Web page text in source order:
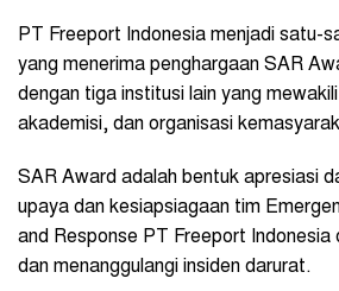
PT Freeport Indonesia menjadi satu-
yang menerima penghargaan SAR
dengan tiga institusi lain yang
akademisi, dan organisasi
SAR Award adalah bentuk apresiasi
upaya dan kesiapsiagaan tim
and Response PT Freeport Indonesia
dan menanggulangi insiden darurat.